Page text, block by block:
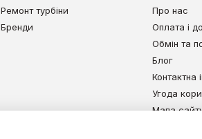
Ремонт турбіни
Бренди
Про нас
Оплата і
Обмін та
Блог
Контактна
Угода
Мапа